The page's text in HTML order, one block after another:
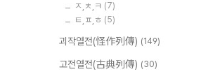
ㅈ,ㅊ,ㅋ (7)
ㅌ,ㅍ,ㅎ (5)
괴작열전(怪作列傳) (149)
고전열전(古典列傳) (30)